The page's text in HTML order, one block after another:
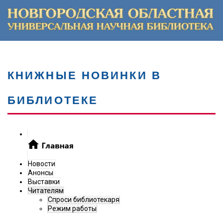
КНИЖНЫЕ НОВИНКИ В
БИБЛИОТЕКЕ
Новости
Анонсы
Выставки
Читателям
Спроси библиотекаря
Режим работы